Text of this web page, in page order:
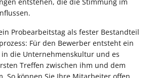
Probearbeitstag als fester Bestandteil
Für den Bewerber entsteht ein
die Unternehmenskultur und es
Treffen zwischen ihm und dem
So können Sie Ihre Mitarbeiter offen